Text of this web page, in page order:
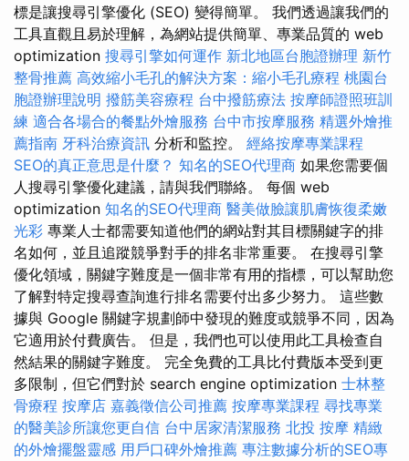
標是讓搜尋引擎優化 (SEO) 變得簡單。 我們透過讓我們的
工具直觀且易於理解，為網站提供簡單、專業品質的 web
optimization 搜尋引擎如何運作 新北地區台胞證辦理 新竹
整骨推薦 高效縮小毛孔的解決方案：縮小毛孔療程 桃園台
胞證辦理說明 撥筋美容療程 台中撥筋療法 按摩師證照班訓
練 適合各場合的餐點外燴服務 台中市按摩服務 精選外燴推
薦指南 牙科治療資訊 分析和監控。 經絡按摩專業課程
SEO的真正意思是什麼？ 知名的SEO代理商 如果您需要個
人搜尋引擎優化建議，請與我們聯絡。 每個 web
optimization 知名的SEO代理商 醫美做臉讓肌膚恢復柔嫩
光彩 專業人士都需要知道他們的網站對其目標關鍵字的排
名如何，並且追蹤競爭對手的排名非常重要。 在搜尋引擎
優化領域，關鍵字難度是一個非常有用的指標，可以幫助您
了解對特定搜尋查詢進行排名需要付出多少努力。 這些數
據與 Google 關鍵字規劃師中發現的難度或競爭不同，因為
它適用於付費廣告。 但是，我們也可以使用此工具檢查自
然結果的關鍵字難度。 完全免費的工具比付費版本受到更
多限制，但它們對於 search engine optimization 士林整
骨療程 按摩店 嘉義徵信公司推薦 按摩專業課程 尋找專業
的醫美診所讓您更自信 台中居家清潔服務 北投 按摩 精緻
的外燴擺盤靈感 用戶口碑外燴推薦 專注數據分析的SEO專